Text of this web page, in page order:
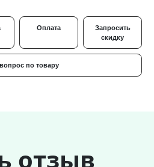
Оплата
Запросить
скидку
по товару
отзыв